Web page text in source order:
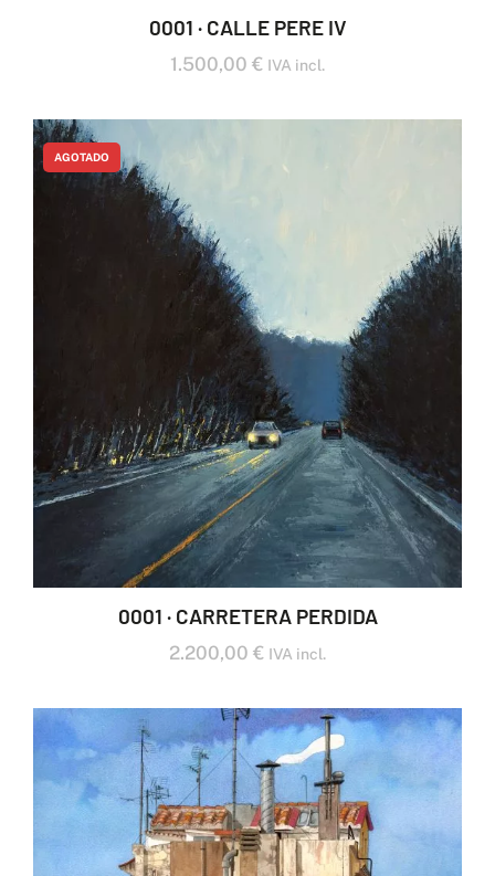
0001 · CALLE PERE IV
1.500,00 € IVA incl.
0001 · CARRETERA PERDIDA
2.200,00 € IVA incl.